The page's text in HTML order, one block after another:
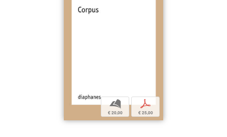
b
€ 20,00
p
€ 25,00